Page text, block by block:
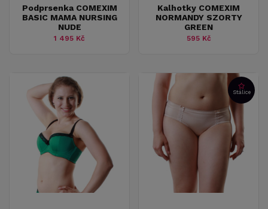
Podprsenka COMEXIM
BASIC MAMA NURSING
NUDE
1 495 Kč
Kalhotky COMEXIM
NORMANDY SZORTY
GREEN
595 Kč
Stálice